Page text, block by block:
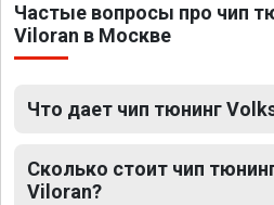
Частые вопросы про чип
Viloran в Москве
Что дает чип тюнинг
Сколько стоит чип
Viloran?